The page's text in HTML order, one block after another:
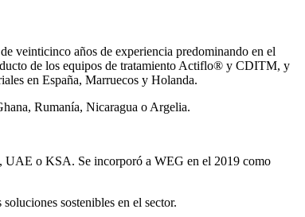
veinticinco años de experiencia predominando en el
de los equipos de tratamiento Actiflo® y CDITM, y
en España, Marruecos y Holanda.
Rumanía, Nicaragua o Argelia.
UAE o KSA. Se incorporó a WEG en el 2019 como
sostenibles en el sector.